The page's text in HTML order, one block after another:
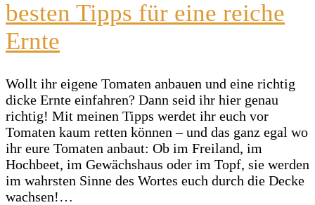
besten Tipps für eine reiche
Ernte
Wollt ihr eigene Tomaten anbauen und eine richtig
dicke Ernte einfahren? Dann seid ihr hier genau
richtig! Mit meinen Tipps werdet ihr euch vor
Tomaten kaum retten können – und das ganz egal wo
ihr eure Tomaten anbaut: Ob im Freiland, im
Hochbeet, im Gewächshaus oder im Topf, sie werden
im wahrsten Sinne des Wortes euch durch die Decke
wachsen!…